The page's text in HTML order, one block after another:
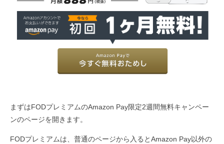
まずはFODプレミアムのAmazon Pay限定2週間無料キャンペー
ンのページを開きます。
FODプレミアムは、普通のページから入るとAmazon Pay以外の